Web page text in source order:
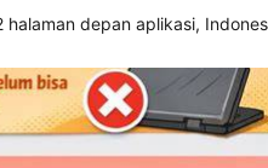
halaman depan aplikasi,